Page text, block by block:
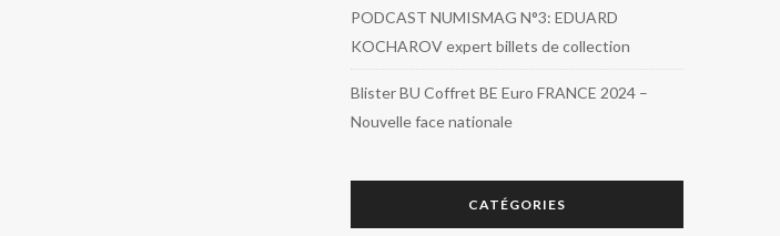
PODCAST NUMISMAG N°3: EDUARD
KOCHAROV expert billets de collection
Blister BU Coffret BE Euro FRANCE 2024 –
Nouvelle face nationale
CATÉGORIES